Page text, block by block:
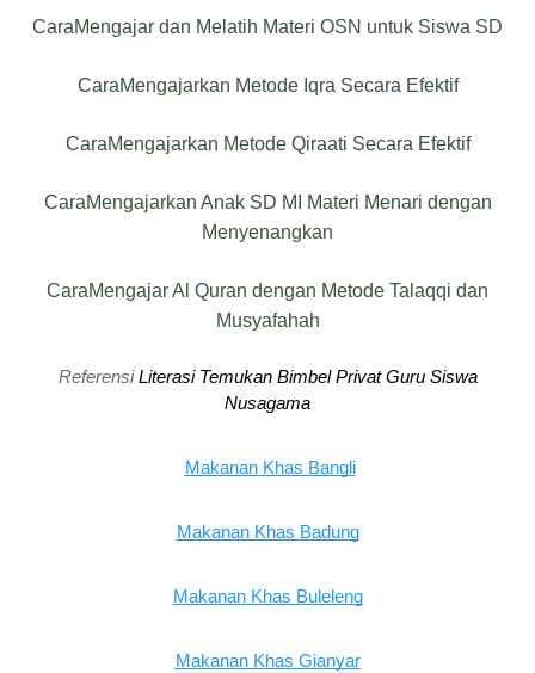
CaraMengajar dan Melatih Materi OSN untuk Siswa SD
CaraMengajarkan Metode Iqra Secara Efektif
CaraMengajarkan Metode Qiraati Secara Efektif
CaraMengajarkan Anak SD MI Materi Menari dengan
Menyenangkan
CaraMengajar Al Quran dengan Metode Talaqqi dan
Musyafahah